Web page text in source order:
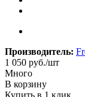
Производитель:
1 050 руб./шт
Много
В корзину
Купить в 1 клик